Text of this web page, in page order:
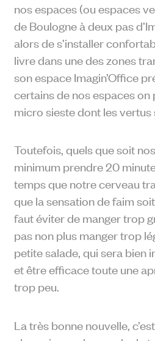
nos espaces (ou espaces
de Boulogne à deux pas
alors de s’installer
livre dans une des zones
son espace Imagin’Office
certains de nos espaces on
micro sieste dont les vertus
Toutefois, quels que soit
minimum prendre 20
temps que notre cerveau
que la sensation de faim
faut éviter de manger trop
pas non plus manger trop
petite salade, qui sera bien
et être efficace toute une
trop peu.
La très bonne nouvelle,